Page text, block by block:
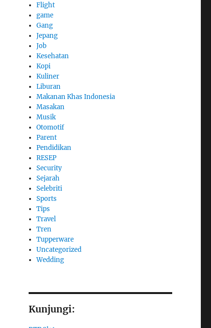
Flight
game
Gang
Jepang
Job
Kesehatan
Kopi
Kuliner
Liburan
Makanan Khas Indonesia
Masakan
Musik
Otomotif
Parent
Pendidikan
RESEP
Security
Sejarah
Selebriti
Sports
Tips
Travel
Tren
Tupperware
Uncategorized
Wedding
Kunjungi: